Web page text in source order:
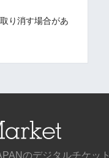
り消す場合があ
のデジタルチケット